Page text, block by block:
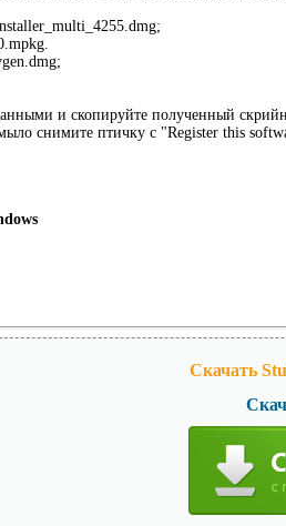
и скопируйте полученный
снимите птичку с "Register this
Скачать